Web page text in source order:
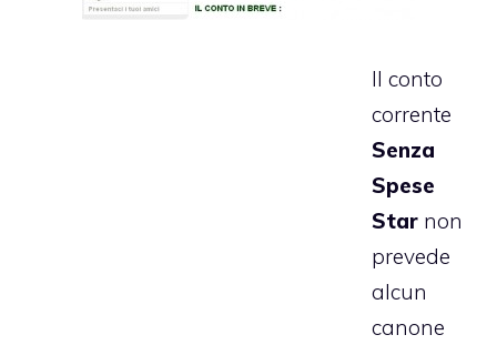
Il conto
corrente
Senza
Spese
Star non
prevede
alcun
canone